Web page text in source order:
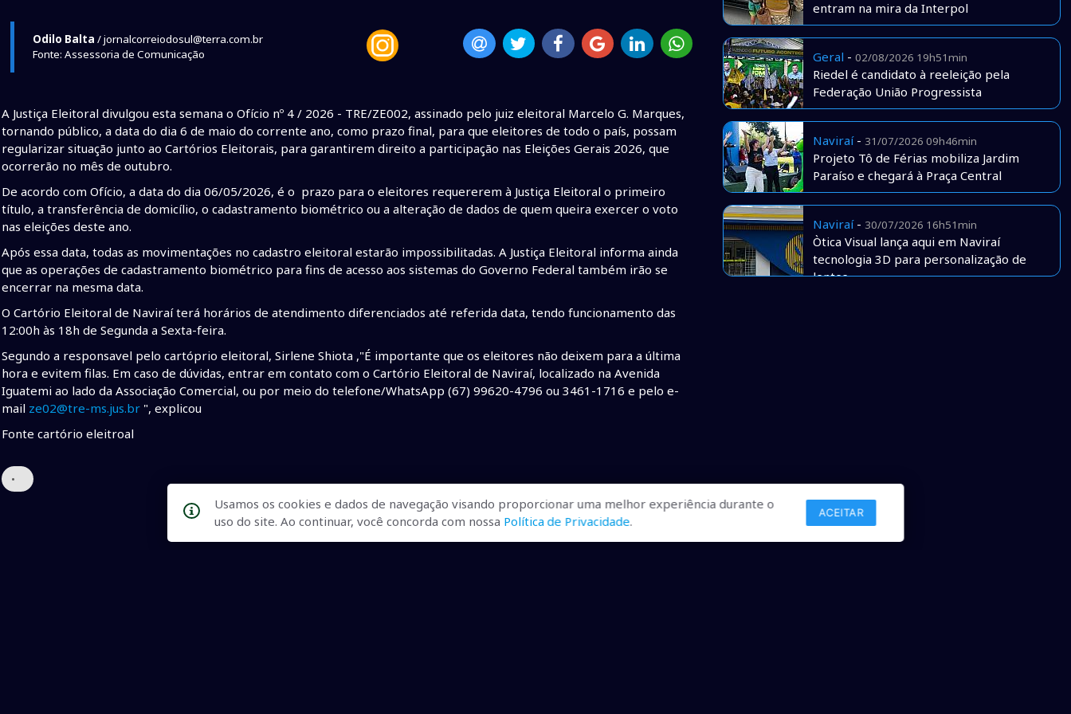
Odilo Balta / jornalcorreiodosul@terra.com.br
Fonte: Assessoria de Comunicação
A Justiça Eleitoral divulgou esta semana o Ofício nº 4 / 2026 - TRE/ZE002, assinado pelo juiz eleitoral Marcelo G. Marques,
tornando público, a data do dia 6 de maio do corrente ano, como prazo final, para que eleitores de todo o país, possam
regularizar situação junto ao Cartórios Eleitorais, para garantirem direito a participação nas Eleições Gerais 2026, que
ocorrerão no mês de outubro.
De acordo com Ofício, a data do dia 06/05/2026, é o prazo para o eleitores requererem à Justiça Eleitoral o primeiro
título, a transferência de domicílio, o cadastramento biométrico ou a alteração de dados de quem queira exercer o voto
nas eleições deste ano.
Após essa data, todas as movimentações no cadastro eleitoral estarão impossibilitadas. A Justiça Eleitoral informa ainda
que as operações de cadastramento biométrico para fins de acesso aos sistemas do Governo Federal também irão se
encerrar na mesma data.
O Cartório Eleitoral de Naviraí terá horários de atendimento diferenciados até referida data, tendo funcionamento das
12:00h às 18h de Segunda a Sexta-feira.
Segundo a responsavel pelo cartóprio eleitoral, Sirlene Shiota ,"É importante que os eleitores não deixem para a última
hora e evitem filas. Em caso de dúvidas, entrar em contato com o Cartório Eleitoral de Naviraí, localizado na Avenida
Iguatemi ao lado da Associação Comercial, ou por meio do telefone/WhatsApp (67) 99620-4796 ou 3461-1716 e pelo e-
mail ze02@tre-ms.jus.br ", explicou
Fonte cartório eleitroal
•
entram na mira da Interpol
Geral - 02/08/2026 19h51min
Riedel é candidato à reeleição pela
Federação União Progressista
Naviraí- 31/07/2026 09h46min
Projeto Tô de Férias mobiliza Jardim
Paraíso e chegará à Praça Central
Naviraí- 30/07/2026 16h51min
Òtica Visual lança aqui em Naviraí
tecnologia 3D para personalização de
lentes
Usamos os cookies e dados de navegação visando proporcionar uma melhor experiência durante o
uso do site. Ao continuar, você concorda com nossa Política de Privacidade.
ACEITAR